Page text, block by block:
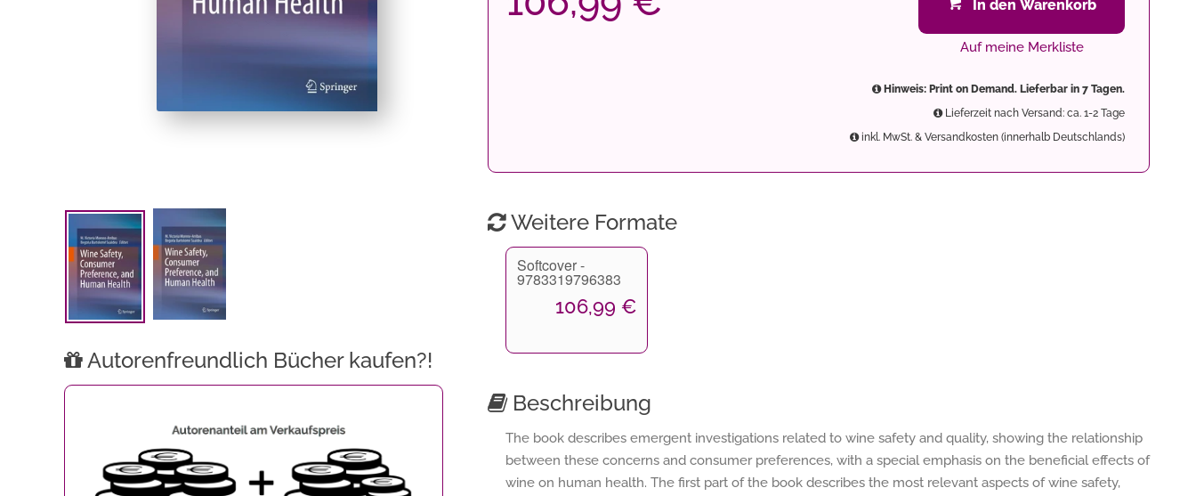
In den Warenkorb
Auf meine Merkliste
Hinweis: Print on Demand. Lieferbar in 7 Tagen.
Lieferzeit nach Versand: ca. 1-2 Tage
inkl. MwSt. & Versandkosten (innerhalb Deutschlands)
Autorenfreundlich Bücher kaufen?!
Weitere Formate
Softcover -
9783319796383
106,99 €
Beschreibung
The book describes emergent investigations related to wine safety and quality, showing the relationship
between these concerns and consumer preferences, with a special emphasis on the beneficial effects of
wine on human health. The first part of the book describes the most relevant aspects of wine safety,